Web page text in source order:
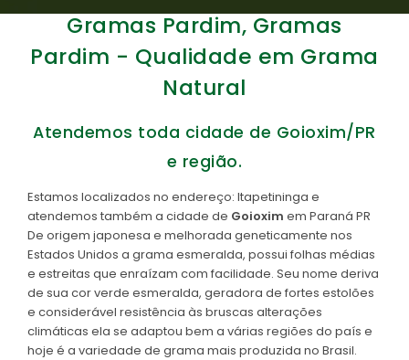
GRAMAS
DICAS
CONTATO
Gramas Pardim, Gramas
Pardim - Qualidade em Grama
Natural
Atendemos toda cidade de Goioxim/PR
e região.
Estamos localizados no endereço: Itapetininga e
atendemos também a cidade de Goioxim em Paraná PR
De origem japonesa e melhorada geneticamente nos
Estados Unidos a grama esmeralda, possui folhas médias
e estreitas que enraízam com facilidade. Seu nome deriva
de sua cor verde esmeralda, geradora de fortes estolões
e considerável resistência às bruscas alterações
climáticas ela se adaptou bem a várias regiões do país e
hoje é a variedade de grama mais produzida no Brasil.